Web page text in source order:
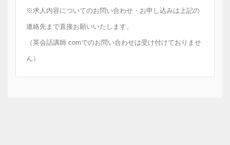
※求人内容についてのお問い合わせ・お申し込みは上記の
連絡先まで直接お願いいたします。
（英会話講師.comでのお問い合わせは受け付けておりませ
ん）